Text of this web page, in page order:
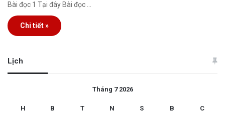
Bài đọc 1 Tại đây Bài đọc …
Chi tiết »
Lịch
Tháng 7 2026
H B T N S B C